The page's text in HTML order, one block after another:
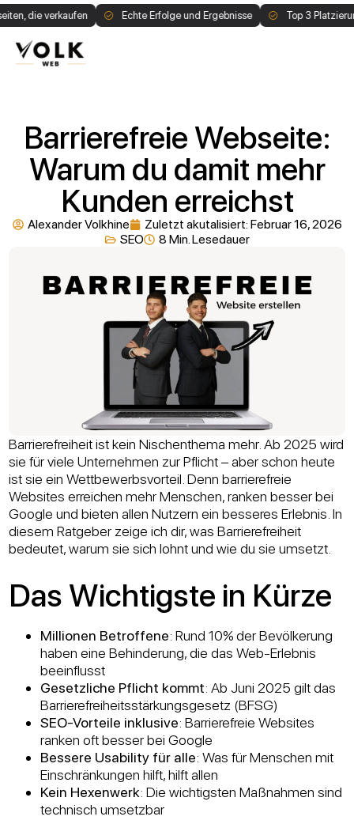
Echte Erfolge und Ergebnisse Top 3 Platzierung auf
Barrierefreie Webseite:
Warum du damit mehr
Kunden erreichst
Alexander Volkhine Zuletzt akutalisiert: Februar 16, 2026
SEO
8 Min. Lesedauer
Barrierefreiheit ist kein Nischenthema mehr. Ab 2025 wird
sie für viele Unternehmen zur Pflicht – aber schon heute
ist sie ein Wettbewerbsvorteil. Denn barrierefreie
Websites erreichen mehr Menschen, ranken besser bei
Google und bieten allen Nutzern ein besseres Erlebnis. In
diesem Ratgeber zeige ich dir, was Barrierefreiheit
bedeutet, warum sie sich lohnt und wie du sie umsetzt.
Das Wichtigste in Kürze
Millionen Betroffene: Rund 10% der Bevölkerung
haben eine Behinderung, die das Web-Erlebnis
beeinflusst
Gesetzliche Pflicht kommt: Ab Juni 2025 gilt das
Barrierefreiheitsstärkungsgesetz (BFSG)
SEO-Vorteile inklusive: Barrierefreie Websites
ranken oft besser bei Google
Bessere Usability für alle: Was für Menschen mit
Einschränkungen hilft, hilft allen
Kein Hexenwerk: Die wichtigsten Maßnahmen sind
technisch umsetzbar